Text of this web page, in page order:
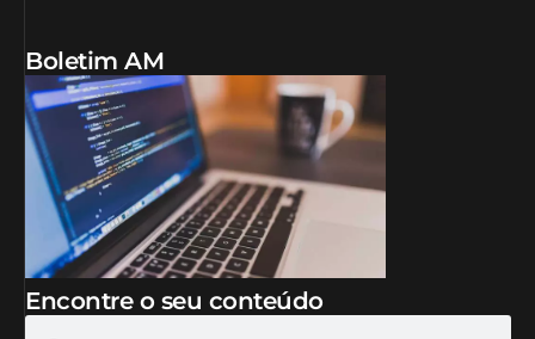
Boletim AM
Encontre o seu conteúdo